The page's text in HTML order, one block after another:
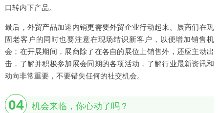
口转内下产品。
最后，外贸产品加速内销更需要外贸企业行动起来。展商们在巩
固老客户的同时也要注意在现场结识新客户，以便增加销售机
会；在开展期间，展商除了在各自的展位上销售外，还应主动出
击，了解并积极参加展会同期的各项活动，了解行业最新资讯和
动向非常重要，不要错失任何的社交机会。
04 机会来临，你心动了吗？